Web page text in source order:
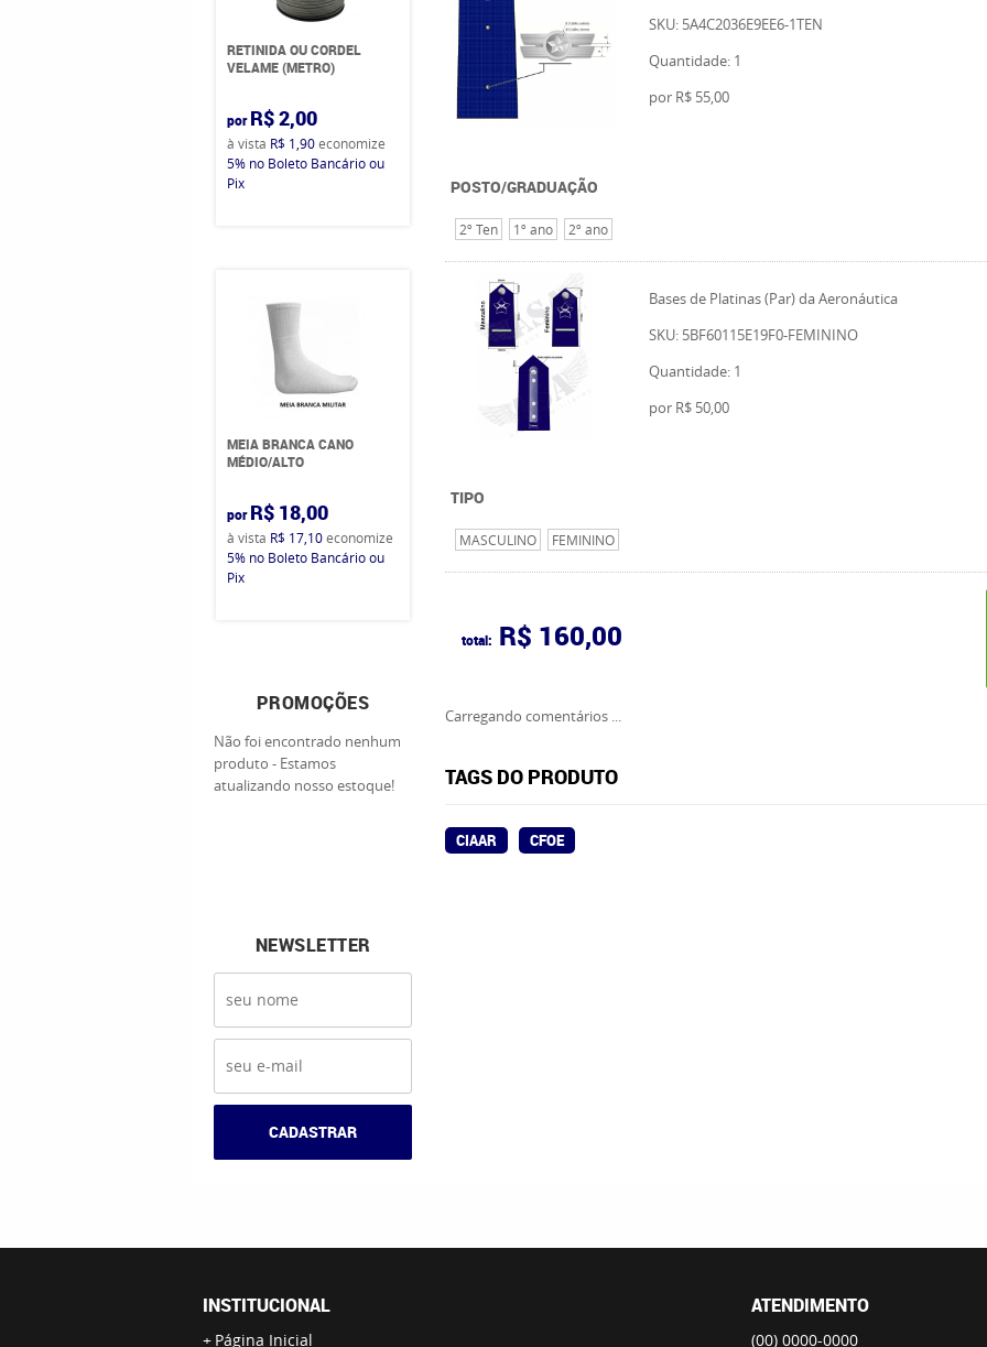
RETINIDA OU CORDEL
VELAME (METRO)
por R$ 2,00
à vista R$ 1,90economize
5% no Boleto Bancário ou
Pix
MEIA BRANCA CANO
MÉDIO/ALTO
por R$ 18,00
à vista R$ 17,10economize
5% no Boleto Bancário ou
Pix
PROMOÇÕES
Não foi encontrado nenhum
produto - Estamos
atualizando nosso estoque!
NEWSLETTER
CADASTRAR
SKU: 5A4C2036E9EE6-1TEN
Quantidade: 1
por R$ 55,00
POSTO/GRADUAÇÃO
2º Ten 1º ano 2º ano
Bases de Platinas (Par) da Aeronáutica
SKU: 5BF60115E19F0-FEMININO
Quantidade: 1
por R$ 50,00
TIPO
MASCULINO FEMININO
total: R$ 160,00
Carregando comentários ...
TAGS DO PRODUTO
CIAAR CFOE
INSTITUCIONAL
Página Inicial
ATENDIMENTO
(00) 0000-0000